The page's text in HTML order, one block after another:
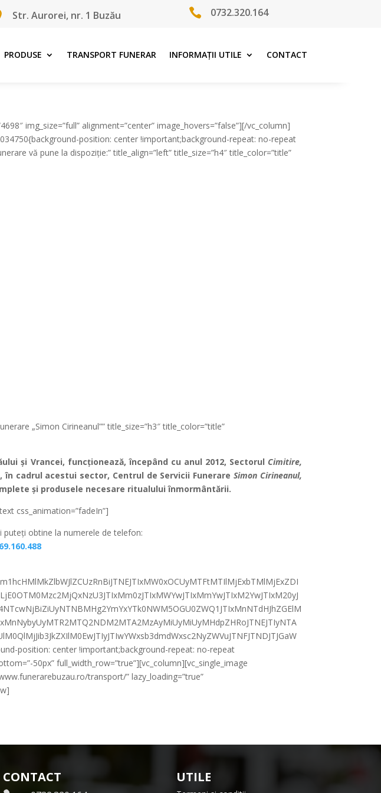
Str. Aurorei, nr. 1 Buzău  0732.320.164
PRODUSE TRANSPORT FUNERAR INFORMAȚII UTILE CONTACT
img_size=”full” alignment=”center” image_hovers=”false”][/vc_column]
position: center !important;background-repeat: no-repeat
vă pune la dispoziție:” title_align=”left” title_size=”h4″ title_color=”title”
„Simon Cirineanul”” title_size=”h3″ title_color=”title”
și Vrancei, funcționează, începând cu anul 2012, Sectorul Cimitire,
în cadrul acestui sector, Centrul de Servicii Funerare Simon Cirineanul,
și produsele necesare ritualului înmormântării.
css_animation=”fadeIn”]
obtine la numerele de telefon:
position: center !important;background-repeat: no-repeat
50px” full_width_row=”true”][vc_column][vc_single_image
transport/” lazy_loading=”true”
CONTACT
UTILE